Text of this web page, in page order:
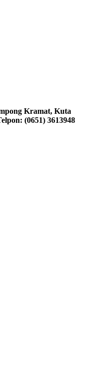
Kramat, Kuta
(0651) 3613948